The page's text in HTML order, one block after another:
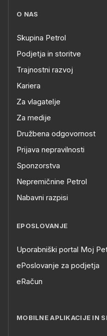
O NAS
Skupina Petrol
Podjetja in storitve
Trajnostni razvoj
Kariera
Za vlagatelje
Za medije
Družbena odgovornost
Prijava nepravilnosti
Sponzorstva
Nepremičnine Petrol
Nabavni razpisi
EPOSLOVANJE
Uporabniški portal Moj
ePoslovanje za podjetja
eRačun
MOBILNE APLIKACIJE IN